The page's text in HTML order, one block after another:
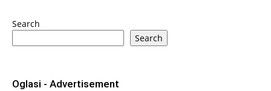
Search
Search
Oglasi - Advertisement